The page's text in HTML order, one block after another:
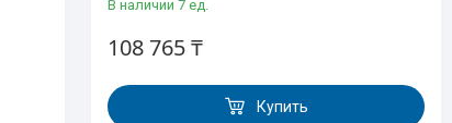
В наличии 7 ед.
108 765 ₸
Купить